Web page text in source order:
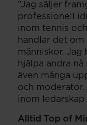
”Jag säljer
professionell
inom tennis
handlar det om
människor.
hjälpa andra
även många
och
inom
Alltid Top of